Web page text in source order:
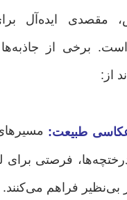
مقصدی ایده‌آل
برخی از
از:
عکاسی طبیعت:
فرصتی برای
بی‌نظیر فراهم می‌کنند.